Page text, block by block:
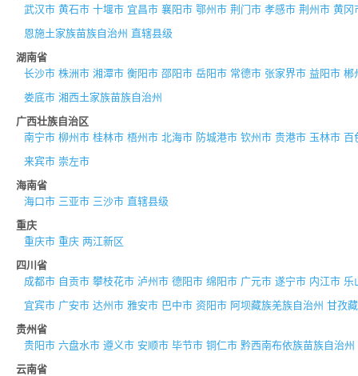
武汉市 黄石市 十堰市 宜昌市 襄阳市 鄂州市 荆门市 孝感市 荆州市 黄冈
恩施土家族苗族自治州 直辖县级
湖南省
长沙市 株洲市 湘潭市 衡阳市 邵阳市 岳阳市 常德市 张家界市 益阳市 郴
娄底市 湘西土家族苗族自治州
广西壮族自治区
南宁市 柳州市 桂林市 梧州市 北海市 防城港市 钦州市 贵港市 玉林市 百
来宾市 崇左市
海南省
海口市 三亚市 三沙市 直辖县级
重庆
重庆市 重庆 两江新区
四川省
成都市 自贡市 攀枝花市 泸州市 德阳市 绵阳市 广元市 遂宁市 内江市 乐
宜宾市 广安市 达州市 雅安市 巴中市 资阳市 阿坝藏族羌族自治州 甘孜
贵州省
贵阳市 六盘水市 遵义市 安顺市 毕节市 铜仁市 黔西南布依族苗族自治州
云南省